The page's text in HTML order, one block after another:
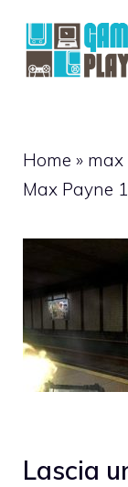
contenuto
Home » max
Max Payne
Lascia